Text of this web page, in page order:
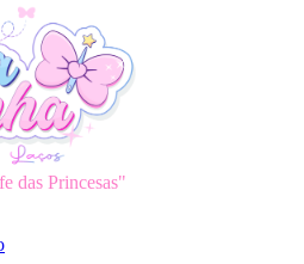
das Princesas"